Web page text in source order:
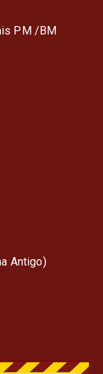
PM /BM
Antigo)